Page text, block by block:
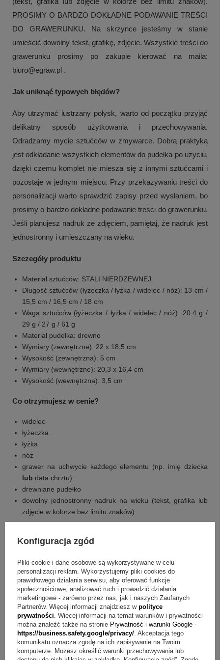
PROSIMY O BARDZO DOKŁADNE PODAWANIE TREŚCI
DO GRAWERUNKU. Na skrzynce jesteśmy w stanie
umieścić dowolny tekst, grafikę, zdjęcie. Wszystkie treści do
grawerunku prosimy po zakupie kierować na maila:
biuro@egraw.pl .
Jak uniknąć typowych błędów?
Aby utrzymać lustrzany połysk, warto od początku przyjąć
delikatny sposób użytkowania i przechowywania.
Odradzamy mycie sztućców w zmywarce. Dobrą praktyką
jest odkładanie wszystkich elementów do pudełka po użyciu,
dzięki czemu komplet nie miesza się z innymi sztućcami i
pozostaje w jednym miejscu. Przy przekazywaniu treści do
personalizacji warto sprawdzić zapisy przed wysłaniem, bo
prosimy o bardzo dokładne podawanie treści do grawerunku.
Jeśli planujesz nadruk ze zdjęciem, pamiętaj, że nadruk jest
jednostronny i umieszczany na wieku.
Szczegóły produktu
Materiał sztućców: STALI NIERDZEWNEJ
Długość sztućców (łyżeczka / łyżka / widelec / nóż): 13 cm /
15,5 cm / 16,5 cm / 18 cm
Waga sztućców (łyżeczka / łyżka / widelec / nóż): 20.4 g /
29 g / 27 g / 61 g
Materiał pudełka: drewno
Wymiary (zewnętrzne): 22 x 18,5 cm
Wysokość (zewnętrzna): 5 cm
Wymiary (wewnętrzne): 20,3 x 16,4 cm
Wysokość (wewnętrzna): 3,5 cm
Co otrzymujesz w cenie?
widelec
łyżeczka
łyżka
nóż
grawer na uchwycie każdego elementu (np. imię dziecka
lub data chrztu)
drewniane pudełko
dowolny jednostronny nadruk na wieku (tekst, grafika lub
zdjęcie w kolorze bez limitu znaków)
zestawie?Odpowiedź:Na widelczyku, łyżeczce, łyżce i
nożu można umieścić indywidualny grawer, a w skład
zestawu wchodzi grawer na uchwycie każdego elementu
(np. imię dziecka lubdata chrztu).
Pytanie: Jak przygotować nadruk na wieku pudełka?
Odpowiedź:W zestawie jest dowolny jednostronny nadruk
na wieku (tekst, grafika lub zdjęcie w kolorze bez limitu
Konfiguracja zgód
Pliki cookie i dane osobowe są wykorzystywane w celu
personalizacji reklam. Wykorzystujemy pliki cookies do
prawidłowego działania serwisu, aby oferować funkcje
społecznościowe, analizować ruch i prowadzić działania
marketingowe - zarówno przez nas, jak i naszych Zaufanych
Partnerów. Więcej informacji znajdziesz w polityce
prywatności. Więcej informacji na temat warunków i prywatności
można znaleźć także na stronie Prywatność i warunki Google -
https://business.safety.google/privacy/. Akceptacja tego
komunikatu oznacza zgodę na ich zapisywanie na Twoim
komputerze. Możesz określić warunki przechowywania lub